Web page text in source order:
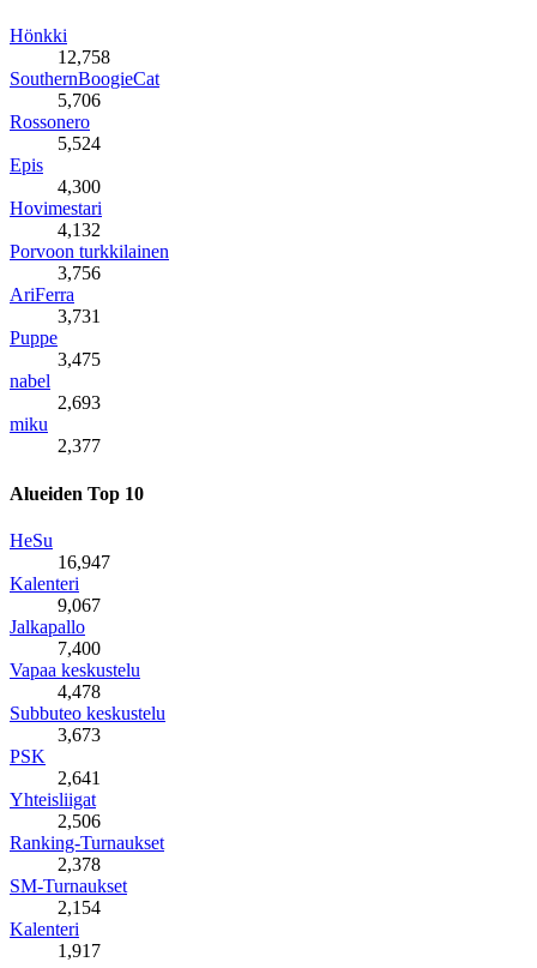
Hönkki
12,758
SouthernBoogieCat
5,706
Rossonero
5,524
Epis
4,300
Hovimestari
4,132
Porvoon turkkilainen
3,756
AriFerra
3,731
Puppe
3,475
nabel
2,693
miku
2,377
Alueiden Top 10
HeSu
16,947
Kalenteri
9,067
Jalkapallo
7,400
Vapaa keskustelu
4,478
Subbuteo keskustelu
3,673
PSK
2,641
Yhteisliigat
2,506
Ranking-Turnaukset
2,378
SM-Turnaukset
2,154
Kalenteri
1,917